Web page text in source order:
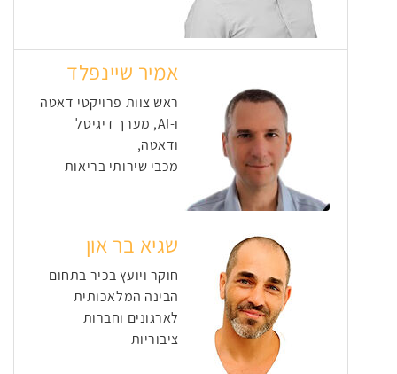
אמיר שיינפלד
ראש צוות פרויקטי דאטה
ו-AI, מערך דיגיטל
ודאטה,
מכבי שירותי בריאות
שגיא בר און
חוקר ויועץ בכיר בתחום
הבינה המלאכותית
לארגונים וחברות
ציבוריות